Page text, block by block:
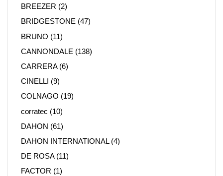
BREEZER (2)
BRIDGESTONE (47)
BRUNO (11)
CANNONDALE (138)
CARRERA(6)
CINELLI (9)
COLNAGO (19)
corratec (10)
DAHON (61)
DAHON INTERNATIONAL(4)
DE ROSA(11)
FACTOR (1)